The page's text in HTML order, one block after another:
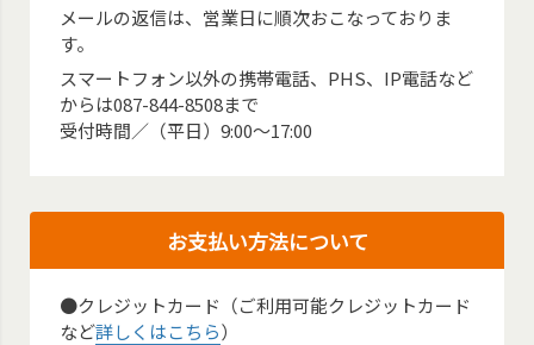
メールの返信は、営業日に順次おこなっておりま
す。
スマートフォン以外の携帯電話、PHS、IP電話など
からは087-844-8508まで
受付時間／（平日）9:00～17:00
お支払い方法について
●クレジットカード（ご利用可能クレジットカード
など詳しくはこちら）